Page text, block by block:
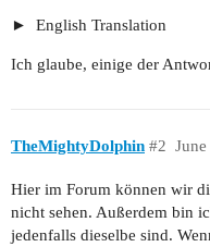
English Translation
Ich glaube, einige der
TheMightyDolphin #2
Hier im Forum können wir
nicht sehen. Außerdem bin
jedenfalls dieselbe sind.